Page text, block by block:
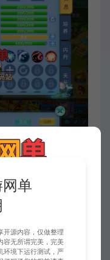
单
开源内容，仅做整理
容无所谓完美，完美
环境下运行测试，严